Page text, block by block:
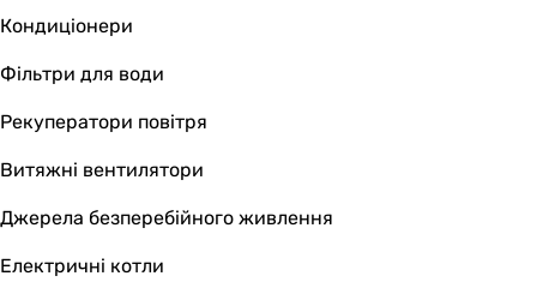
глянцева
глянцева
глянцева
глянцева
глянцева
настінний
Кондиціонери
Фільтри для води
Рекуператори повітря
Витяжні вентилятори
Джерела безперебійного живлення
Електричні котли